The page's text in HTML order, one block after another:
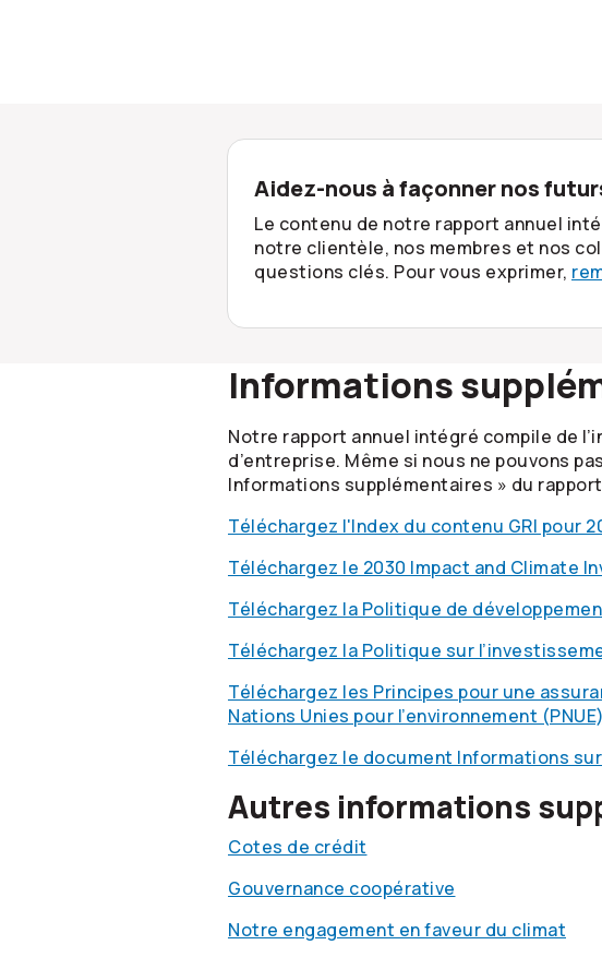
Aidez-nous à façonner nos
Le contenu de notre rapport annuel
notre clientèle, nos membres et nos
questions clés. Pour vous exprimer,
Informations
Notre rapport annuel intégré compile de
d’entreprise. Même si nous ne pouvons
Informations supplémentaires » du
Téléchargez l'Index du contenu GRI pour
Téléchargez le 2030 Impact and Climate
Téléchargez la Politique de
Téléchargez la Politique sur
Téléchargez les Principes pour une
Nations Unies pour l’environnement
Téléchargez le document Informations
Autres informations
Cotes de crédit
Gouvernance coopérative
Notre engagement en faveur du climat